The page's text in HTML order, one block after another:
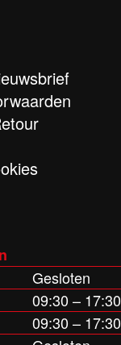
Gesloten
09:30 – 17:30
09:30 – 17:30